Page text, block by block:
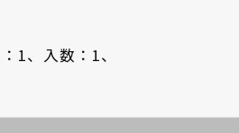
1、 入数：1、